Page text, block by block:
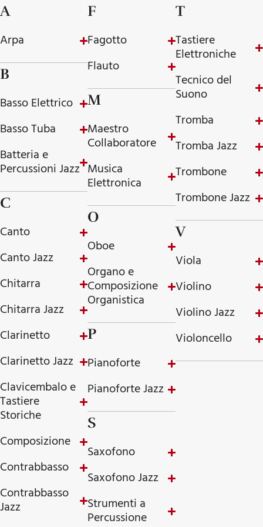
A
Arpa
B
Basso Elettrico
Basso Tuba
Batteria e
Percussioni Jazz
C
Canto
Canto Jazz
Chitarra
Chitarra Jazz
Clarinetto
Clarinetto Jazz
Clavicembalo e
Tastiere
Storiche
Composizione
Contrabbasso
Contrabbasso
Jazz
F
Fagotto
Flauto
M
Maestro
Collaboratore
Musica
Elettronica
O
Oboe
Organo e
Composizione
Organistica
P
Pianoforte
Pianoforte Jazz
S
Saxofono
Saxofono Jazz
Strumenti a
Percussione
T
Tastiere
Elettroniche
Tecnico del
Suono
Tromba
Tromba Jazz
Trombone
Trombone Jazz
V
Viola
Violino
Violino Jazz
Violoncello